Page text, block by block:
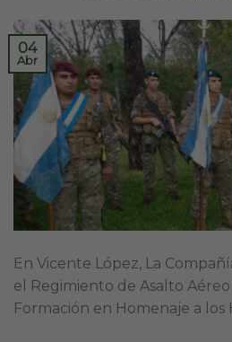
04
Abr
En Vicente López, La
el Regimiento de Asalto
Formación en Homenaje a